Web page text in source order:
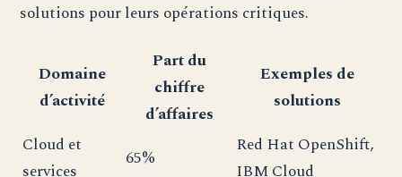
solutions pour leurs opérations critiques.
Domaine
d’activité
Part du
chiffre
d’affaires
Exemples de
solutions
Cloud et
services
65%
Red Hat OpenShift,
IBM Cloud